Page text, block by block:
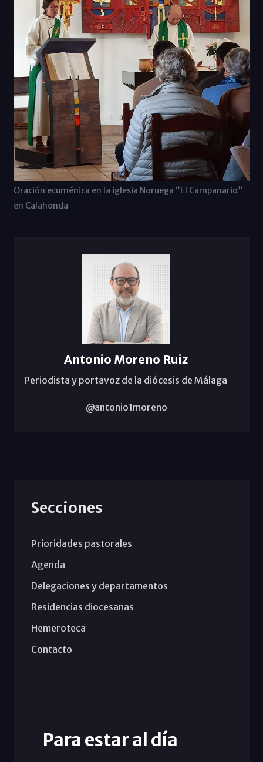
Oración ecuménica en la iglesia Noruega “El Campanario”
en Calahonda
Antonio Moreno Ruiz
Periodista y portavoz de la diócesis de Málaga
@antonio1moreno
Secciones
Prioridades pastorales
Agenda
Delegaciones y departamentos
Residencias diocesanas
Hemeroteca
Contacto
Para estar al día